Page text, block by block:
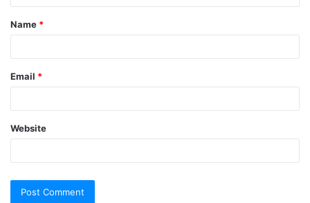
t
*
Name *
Email *
Website